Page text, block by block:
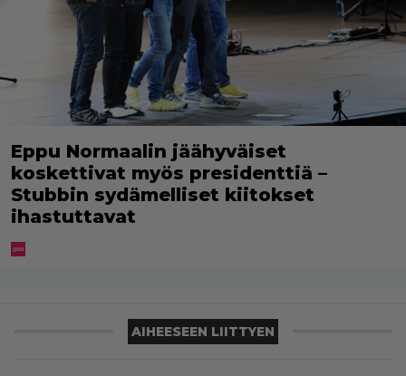
Eppu Normaalin jäähyväiset
koskettivat myös presidenttiä –
Stubbin sydämelliset kiitokset
ihastuttavat
AIHEESEEN LIITTYEN